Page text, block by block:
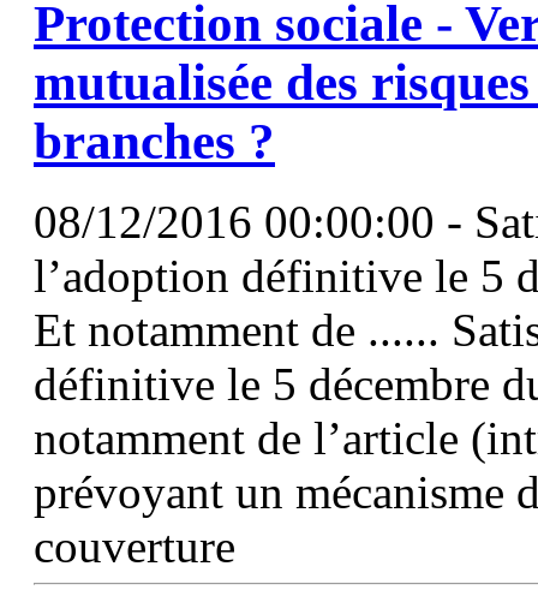
Protection sociale -
mutualisée des
branches ?
08/12/2016 00:00:00 -
l’adoption définitive le 5
Et notamment de ......
définitive le 5 décembre
notamment de l’article
prévoyant un mécanisme
couverture